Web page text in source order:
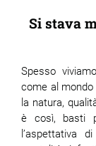
Si stava
Spesso
come al
la natura,
è così, basti
l’aspettativa